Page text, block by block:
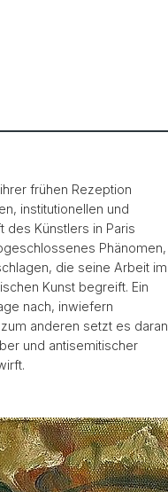
frühen Rezeption
institutionellen und
des Künstlers in Paris
Phänomen,
die seine Arbeit im
Kunst begreift. Ein
nach, inwiefern
anderen setzt es daran
und antisemitischer